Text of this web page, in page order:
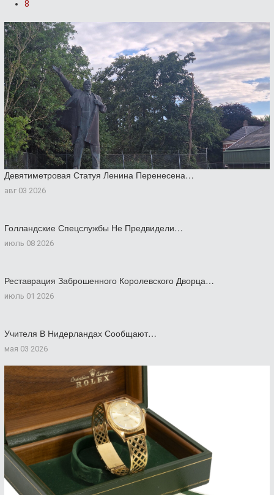
8
Девятиметровая Статуя Ленина Перенесена…
авг 03 2026
Голландские Спецслужбы Не Предвидели…
июль 08 2026
Реставрация Заброшенного Королевского Дворца…
июль 01 2026
Учителя В Нидерландах Сообщают…
мая 03 2026